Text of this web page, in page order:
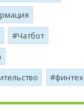
Чатбот
финтех